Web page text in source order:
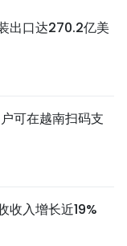
出口达270.2亿美
可在越南扫码支
收入增长近19%